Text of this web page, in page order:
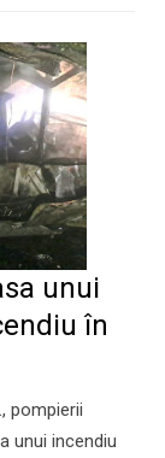
unui
în
pompierii
unui incendiu